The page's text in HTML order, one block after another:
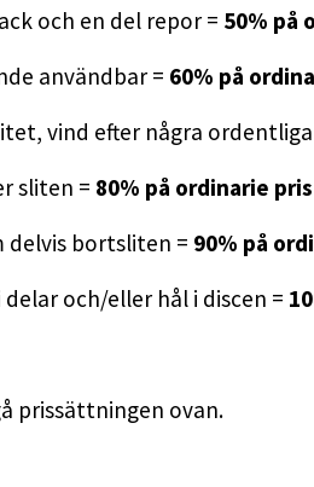
och en del repor = 50% på
användbar = 60% på
vind efter några
sliten = 80% på ordinarie pris
delvis bortsliten = 90% på
och/eller hål i discen =
prissättningen ovan.